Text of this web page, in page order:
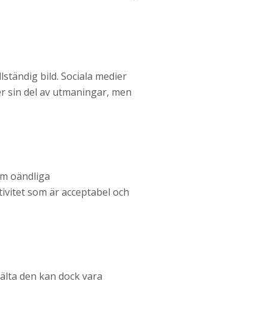
bild. Sociala medier
del av utmaningar, men
oändliga
som är acceptabel och
den kan dock vara